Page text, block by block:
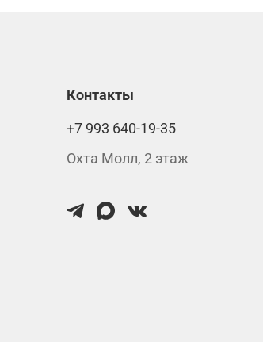
Контакты
+7 993 640-19-35
Охта Молл, 2 этаж